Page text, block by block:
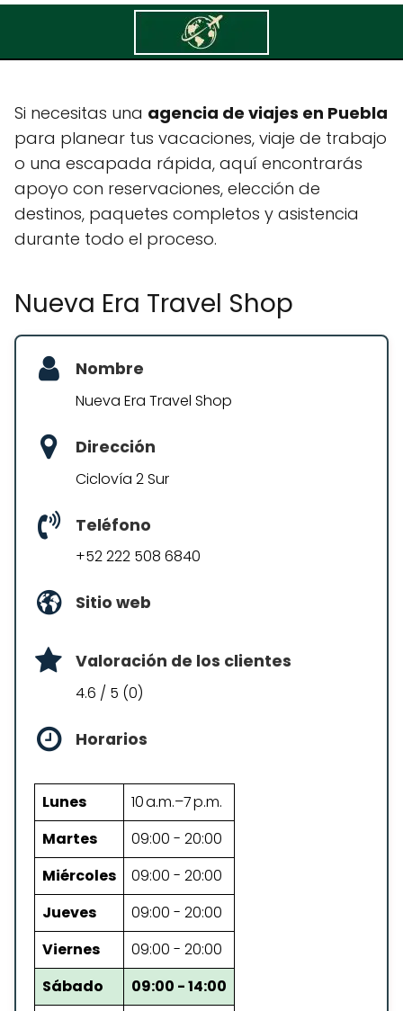
Nueva Era Travel Shop
Si necesitas una agencia de viajes en Puebla
para planear tus vacaciones, viaje de trabajo
o una escapada rápida, aquí encontrarás
apoyo con reservaciones, elección de
destinos, paquetes completos y asistencia
durante todo el proceso.
Nueva Era Travel Shop
Nombre
Nueva Era Travel Shop
Dirección
Ciclovía 2 Sur
Teléfono
+52 222 508 6840
Sitio web
Valoración de los clientes
4.6 / 5 (0)
Horarios
Lunes
10 a.m.–7 p.m.
Martes
09:00 - 20:00
Miércoles
09:00 - 20:00
Jueves
09:00 - 20:00
Viernes
09:00 - 20:00
Sábado
09:00 - 14:00